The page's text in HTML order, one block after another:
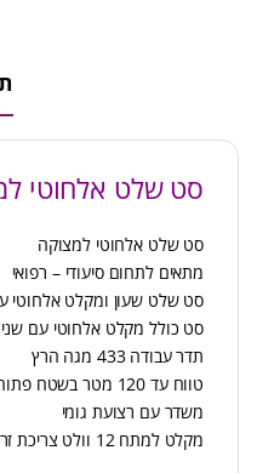
סט שלט אלחוטי
סט שלט אלחוטי למצוקה
מתאים לתחום סיעודי – רפואי
סט שלט שעון ומקלט אלחוטי
סט כולל מקלט אלחוטי עם
תדר עבודה 433 מגה הרץ
טווח עד 120 מטר בשטח פתוח
משדר עם רצועת גומי
מקלט למתח 12 וולט צריכת זרם נמוכה